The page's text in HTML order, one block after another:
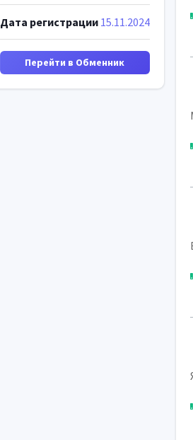
Дата регистрации 15.11.2024
Перейти в Обменник